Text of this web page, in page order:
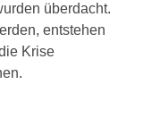
überdacht.
entstehen
Krise